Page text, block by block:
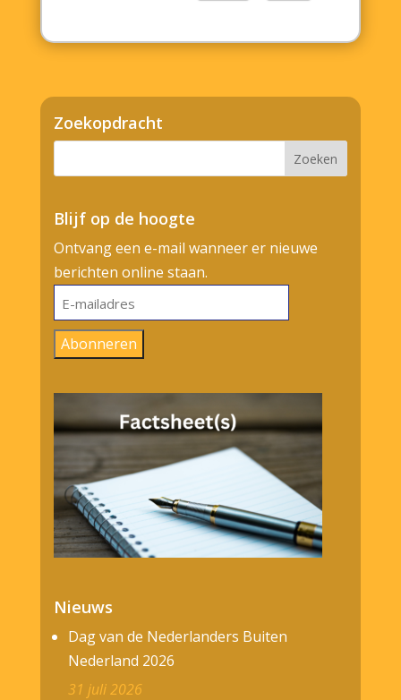
Zoekopdracht
Blijf op de hoogte
Ontvang een e-mail wanneer er nieuwe
berichten online staan.
E-
mailadres
Abonneren
Nieuws
Dag van de Nederlanders Buiten
Nederland 2026
31 juli 2026